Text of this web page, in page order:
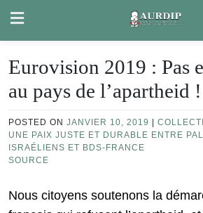
content
Eurovision 2019 : Pas
au pays de l’apartheid !
POSTED ON JANVIER 10, 2019
UNE PAIX JUSTE ET DURABLE ENTRE
ISRAÉLIENS ET BDS-FRANCE
SOURCE
Nous citoyens soutenons la